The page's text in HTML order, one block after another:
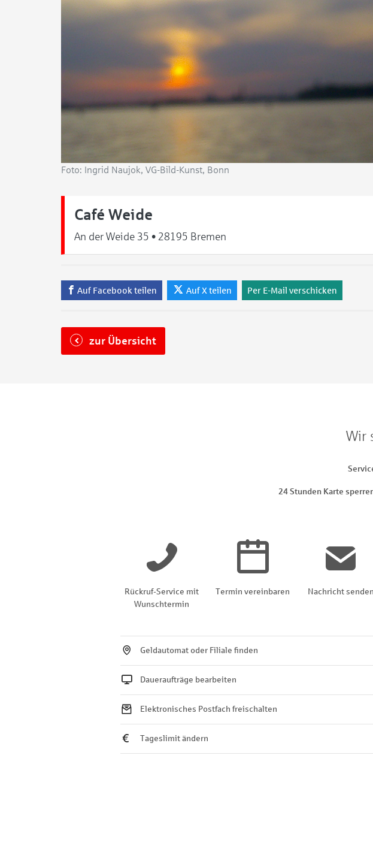
Foto: Ingrid Naujok, VG-Bild-Kunst, Bonn
Café Weide
An der Weide 35 • 28195 Bremen
Auf Facebook teilen Auf X teilen Per E-Mail verschicken
zur Übersicht
Wir
24 Stunden Karte
Rückruf-Service mit
Wunschtermin
Termin vereinbaren Nachricht senden
Geldautomat oder Filiale finden
Daueraufträge bearbeiten
Elektronisches Postfach freischalten
Tageslimit ändern